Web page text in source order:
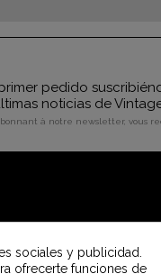
pedido
noticias de
à notre newsletter, vous
SERVICIO AL CLIENTE
sociales y publicidad.
ofrecerte funciones de